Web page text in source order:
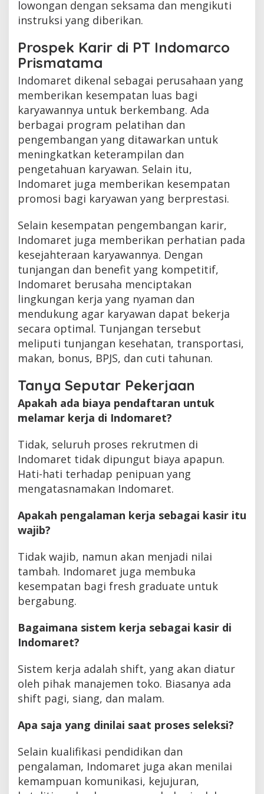
lowongan dengan seksama dan mengikuti
instruksi yang diberikan.
Prospek Karir di PT Indomarco
Prismatama
Indomaret dikenal sebagai perusahaan yang
memberikan kesempatan luas bagi
karyawannya untuk berkembang. Ada
berbagai program pelatihan dan
pengembangan yang ditawarkan untuk
meningkatkan keterampilan dan
pengetahuan karyawan. Selain itu,
Indomaret juga memberikan kesempatan
promosi bagi karyawan yang berprestasi.
Selain kesempatan pengembangan karir,
Indomaret juga memberikan perhatian pada
kesejahteraan karyawannya. Dengan
tunjangan dan benefit yang kompetitif,
Indomaret berusaha menciptakan
lingkungan kerja yang nyaman dan
mendukung agar karyawan dapat bekerja
secara optimal. Tunjangan tersebut
meliputi tunjangan kesehatan, transportasi,
makan, bonus, BPJS, dan cuti tahunan.
Tanya Seputar Pekerjaan
Apakah ada biaya pendaftaran untuk
melamar kerja di Indomaret?
Tidak, seluruh proses rekrutmen di
Indomaret tidak dipungut biaya apapun.
Hati-hati terhadap penipuan yang
mengatasnamakan Indomaret.
Apakah pengalaman kerja sebagai kasir itu
wajib?
Tidak wajib, namun akan menjadi nilai
tambah. Indomaret juga membuka
kesempatan bagi fresh graduate untuk
bergabung.
Bagaimana sistem kerja sebagai kasir di
Indomaret?
Sistem kerja adalah shift, yang akan diatur
oleh pihak manajemen toko. Biasanya ada
shift pagi, siang, dan malam.
Apa saja yang dinilai saat proses seleksi?
Selain kualifikasi pendidikan dan
pengalaman, Indomaret juga akan menilai
kemampuan komunikasi, kejujuran,